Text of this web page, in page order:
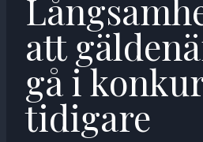
att
gå i
tidigare